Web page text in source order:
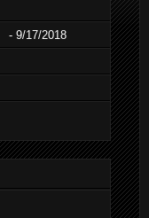
- 9/17/2018